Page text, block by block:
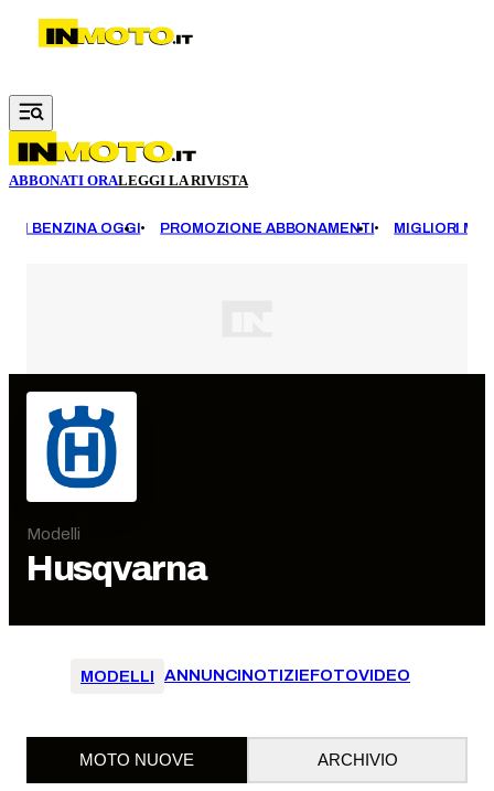
Vai al contenuto principale
ABBONATI ORALEGGI LA RIVISTA
BENZINA OGGI PROMOZIONE ABBONAMENTI MIGLIORI
Modelli
Husqvarna
MODELLI ANNUNCINOTIZIEFOTOVIDEO
MOTO NUOVE ARCHIVIO